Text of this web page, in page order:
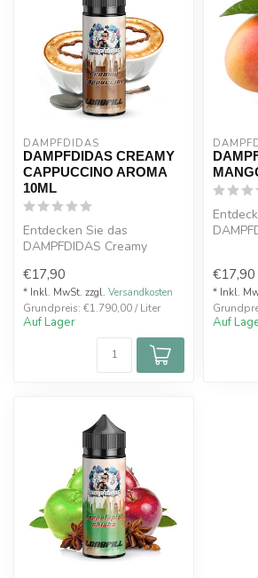
DAMPFDIDAS
DAMPFDIDAS CREAMY
CAPPUCCINO AROMA
10ML
Entdecken Sie das
DAMPFDIDAS Creamy
Oxyzig Online-Shop....
€17,90
* Inkl. MwSt. zzgl. Versandkosten
Grundpreis: €1.790,00 / Liter
Auf Lager
€17,90
* Inkl.
Auf